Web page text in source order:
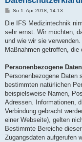
B
i
r
a
So 1. Apr 2018, 14:13
Die IFS Medizintechnik
sehr ernst. Wir möchten,
und wie wir sie
Maßnahmen getroffen,
Personenbezogene Daten
Personenbezogene Daten
bestimmten natürlichen
beispielsweise Namen,
Adressen. Informationen,
Verbindung gebracht
einer Webseite), gelten
Bestimmte Bereiche
Zugangsdaten aufgerufen